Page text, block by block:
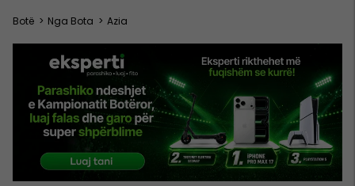
Botë > Nga Bota > Azia